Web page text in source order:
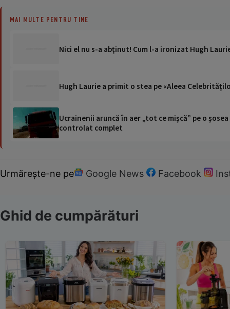
MAI MULTE PENTRU TINE
Nici el nu s-a abţinut! Cum l-a ironizat Hugh
Hugh Laurie a primit o stea pe «Aleea
Ucrainenii aruncă în aer „tot ce mișcă” pe o
controlat complet
Urmărește-ne pe Google News Facebook
Ghid de cumpărături